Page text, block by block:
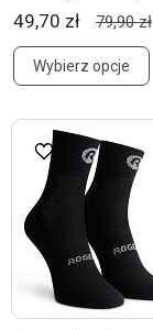
49,70 zł 79,90 zł
Wybierz opcje